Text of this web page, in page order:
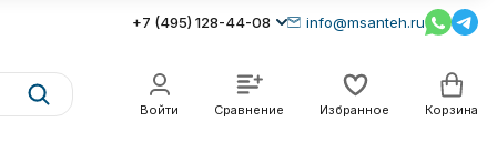
+7 (495) 128-44-08 info@msanteh.ru
Войти Сравнение Избранное Корзина